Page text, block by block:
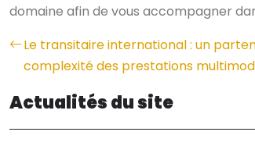
domaine afin de vous accompagner
Le transitaire international : un
complexité des prestations
Actualités du site